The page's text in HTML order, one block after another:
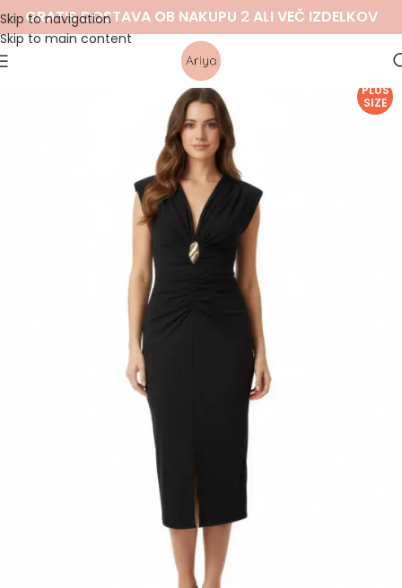
Skip to navigation
Skip to main content
GRATIS DOSTAVA OB NAKUPU 2 ALI VEČ IZDELKOV
PLUS
SIZE